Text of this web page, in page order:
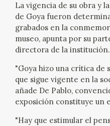
PUBLICACIONES
SHOP
ONLINE SHOP
EDUCA
La vigencia de su obra y
de Goya fueron
grabados en la
museo, apunta por su
directora de la institución.
"Goya hizo una crítica de
que sigue vigente en la
añade De Pablo,
exposición constituye un
"Hay que estimular el